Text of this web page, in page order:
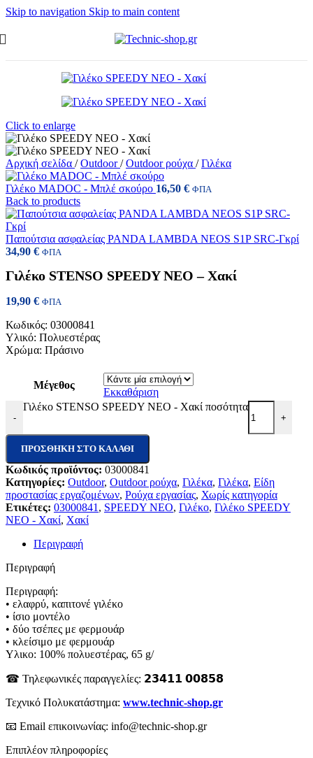
Skip to navigation Skip to main content
Click to enlarge
Αρχική σελίδα / Outdoor/ Outdoor ρούχα / Γιλέκα
Γιλέκο MADOC - Μπλέ σκούρο 16,50 € ΦΠΑ
Back to products
Παπούτσια ασφαλείας PANDA LAMBDA NEOS S1P SRC-Γκρί
34,90 € ΦΠΑ
Γιλέκο STENSO SPEEDY NEO – Χακί
19,90 € ΦΠΑ
Κωδικός: 03000841
Υλικό: Πολυεστέρας
Χρώμα: Πράσινο
Μέγεθος
Εκκαθάριση
-
Γιλέκο STENSO SPEEDY NEO - Χακί ποσότητα
+
ΠΡΟΣΘΉΚΗ ΣΤΟ ΚΑΛΆΘΙ
Κωδικός προϊόντος: 03000841
Κατηγορίες: Outdoor, Outdoor ρούχα, Γιλέκα, Γιλέκα, Είδη
προστασίας εργαζομένων, Ρούχα εργασίας, Χωρίς κατηγορία
Ετικέτες: 03000841 , SPEEDY NEO, Γιλέκο, Γιλέκο SPEEDY
NEO - Χακί, Χακί
Περιγραφή
Περιγραφή
Περιγραφή:
• ελαφρύ, καπιτονέ γιλέκο
• ίσιο μοντέλο
• δύο τσέπες με φερμουάρ
• κλείσιμο με φερμουάρ
Υλικο: 100% πολυεστέρας, 65 g/
☎ Τηλεφωνικές παραγγελίες: 𝟮𝟯𝟰𝟭𝟭 𝟬𝟬𝟴𝟱𝟴
Τεχνικό Πολυκατάστημα: www.technic-shop.gr
📧 Email επικοινωνίας: info@technic-shop.gr
Επιπλέον πληροφορίες